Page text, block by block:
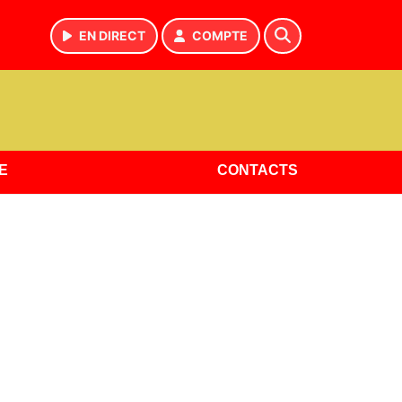
EN DIRECT COMPTE
CONTACTS